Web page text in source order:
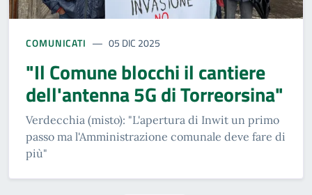
COMUNICATI 05 DIC 2025
"Il Comune blocchi il cantiere
dell'antenna 5G di Torreorsina"
Verdecchia (misto): "L'apertura di Inwit un primo
passo ma l'Amministrazione comunale deve fare di
più"